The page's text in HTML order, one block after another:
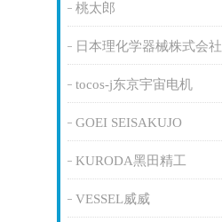
桃太郎
日本理化学器械株式会社
tocos-j东京宇宙电机
GOEI SEISAKUJO
KURODA黑田精工
VESSEL威威